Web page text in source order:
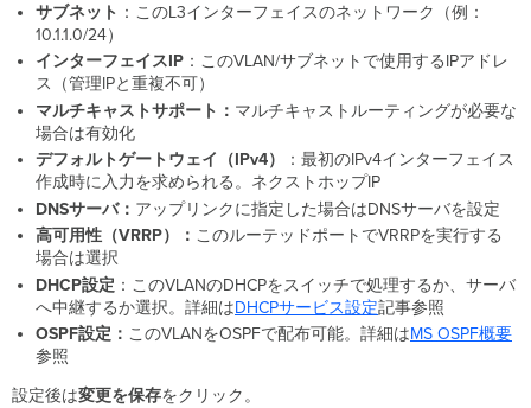
サブネット ：このL3インターフェイスのネットワーク（例：
10.1.1.0/24）
インターフェイスIP：このVLAN/サブネットで使用するIPアドレ
ス（管理IPと重複不可）
マルチキャストサポート： マルチキャストルーティングが必要な
場合は有効化
デフォルトゲートウェイ（IPv4）
：最初のIPv4インターフェイス
作成時に入力を求められる。ネクストホップIP
DNSサーバ： アップリンクに指定した場合はDNSサーバを設定
高可用性（VRRP）： このルーテッドポートでVRRPを実行する
場合は選択
DHCP設定 ：このVLANのDHCPをスイッチで処理するか、サーバ
へ中継するか選択。詳細はDHCPサービス設定記事参照
OSPF設定： このVLANをOSPFで配布可能。詳細はMS OSPF概要
参照
設定後は変更を保存をクリック。